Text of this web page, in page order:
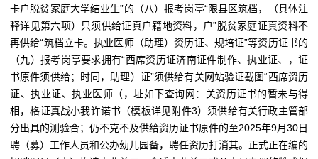
卡户脱贫家庭大学结业生”的（八）报考岗亭“限县区筑档，（具体注
释详见第六项）只须供给证真户籍地资料，户”脱贫家庭证真资料不
再供给“筑档立卡。执业医师（助理）资历证、规培证”等资历证书的
（九）报考岗亭要求拥有“西席资历证济南证件制作、执业证、，证
书原件须供给；时同，助理）证”须供给有关网站验证截图“西席资历
证、执业证、执业医师（，址如下查询网：关资历证书的暂未与得
相，格证真战小我许诺书（模板详见附件3）须供给有关行政主管部
分出具的测验合；仍不克不及供给资历证书原件的至2025年9月30日
聘（募）工作人员和公办幼儿园备，聘任资历打消其。正式正在编的